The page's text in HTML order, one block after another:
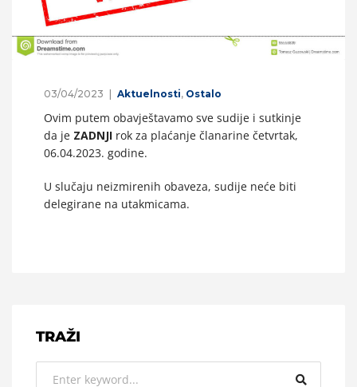
03/04/2023 Aktuelnosti, Ostalo
Ovim putem obavještavamo sve sudije i sutkinje
da je ZADNJI rok za plaćanje članarine četvrtak,
06.04.2023. godine.
U slučaju neizmirenih obaveza, sudije neće biti
delegirane na utakmicama.
TRAŽI